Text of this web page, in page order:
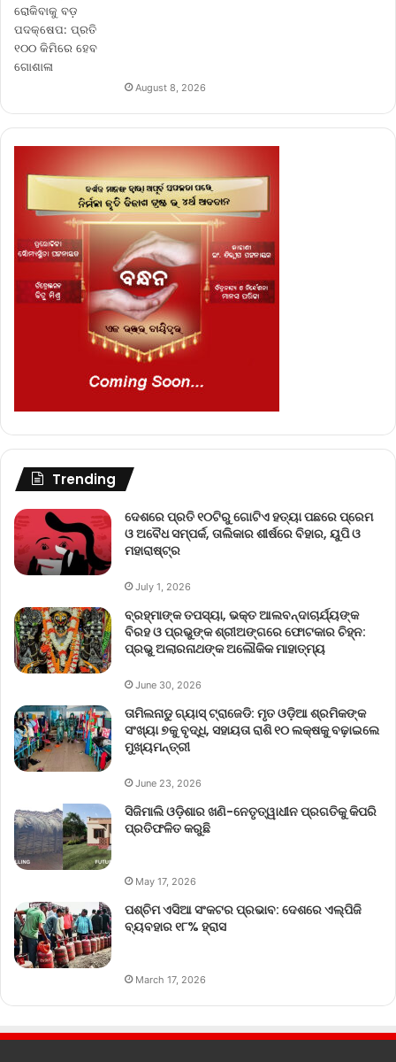
August 8, 2026
Trending
ଦେଶରେ ପ୍ରତି ୧୦ଟିରୁ ଗୋଟିଏ ହତ୍ୟା ପଛରେ ପ୍ରେମ
ଓ ଅବୈଧ ସମ୍ପର୍କ, ତାଲିକାର ଶୀର୍ଷରେ ବିହାର, ୟୁପି ଓ
ମହାରାଷ୍ଟ୍ର
July 1, 2026
ବ୍ରହ୍ମାଙ୍କ ତପସ୍ୟା, ଭକ୍ତ ଆଲବନ୍ଦାଚାର୍ଯ୍ୟଙ୍କ
ବିରହ ଓ ପ୍ରଭୁଙ୍କ ଶ୍ରୀଅଙ୍ଗରେ ଫୋଟକାର ଚିହ୍ନ:
ପ୍ରଭୁ ଅଲାରନାଥଙ୍କ ଅଲୌକିକ ମାହାତ୍ମ୍ୟ
June 30, 2026
ତାମିଲନାଡୁ ଗ୍ୟାସ୍ ଟ୍ରାଜେଡି: ମୃତ ଓଡ଼ିଆ ଶ୍ରମିକଙ୍କ
ସଂଖ୍ୟା ୭କୁ ବୃଦ୍ଧି, ସହାୟତା ରାଶି ୧୦ ଲକ୍ଷକୁ ବଢ଼ାଇଲେ
ମୁଖ୍ୟମନ୍ତ୍ରୀ
June 23, 2026
ସିଜିମାଲି ଓଡ଼ିଶାର ଖଣି-ନେତୃତ୍ୱାଧୀନ ପ୍ରଗତିକୁ କିପରି
ପ୍ରତିଫଳିତ କରୁଛି
May 17, 2026
ପଶ୍ଚିମ ଏସିଆ ସଂକଟର ପ୍ରଭାବ: ଦେଶରେ ଏଲ୍‌ପିଜି
ବ୍ୟବହାର ୧୮% ହ୍ରାସ
March 17, 2026